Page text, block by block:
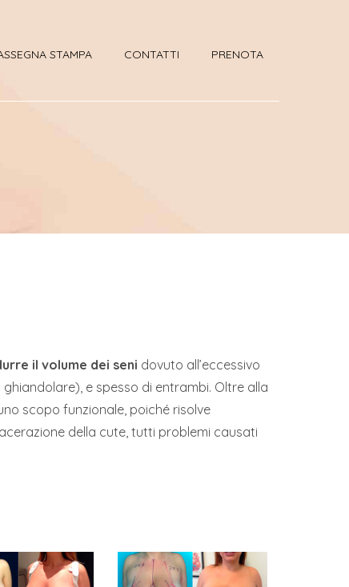
STAMPA CONTATTI PRENOTA
il volume dei seni dovuto all’eccessivo
e spesso di entrambi. Oltre alla
scopo funzionale, poiché risolve
della cute, tutti problemi causati